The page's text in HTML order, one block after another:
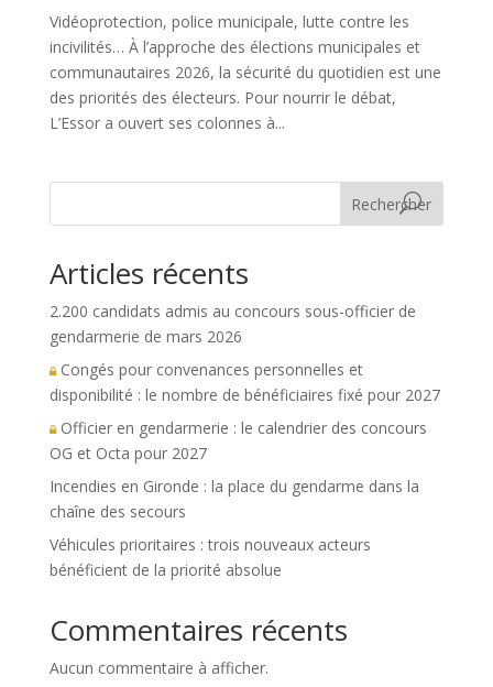
Vidéoprotection, police municipale, lutte contre les
incivilités… À l’approche des élections municipales et
communautaires 2026, la sécurité du quotidien est une
des priorités des électeurs. Pour nourrir le débat,
L’Essor a ouvert ses colonnes à...
Rechercher
Articles récents
2.200 candidats admis au concours sous-officier de
gendarmerie de mars 2026
Congés pour convenances personnelles et
disponibilité : le nombre de bénéficiaires fixé pour 2027
Officier en gendarmerie : le calendrier des concours
OG et Octa pour 2027
Incendies en Gironde : la place du gendarme dans la
chaîne des secours
Véhicules prioritaires : trois nouveaux acteurs
bénéficient de la priorité absolue
Commentaires récents
Aucun commentaire à afficher.